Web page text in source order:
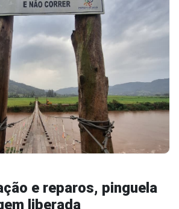
e reparos, pinguela
liberada